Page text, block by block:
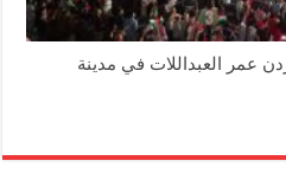
عمر العبداللات في مدينة